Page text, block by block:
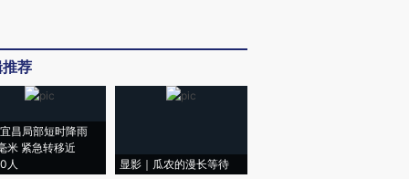
荐
昌局部短时降雨
米 紧急转移近
人
显影｜瓜农的漫长等待